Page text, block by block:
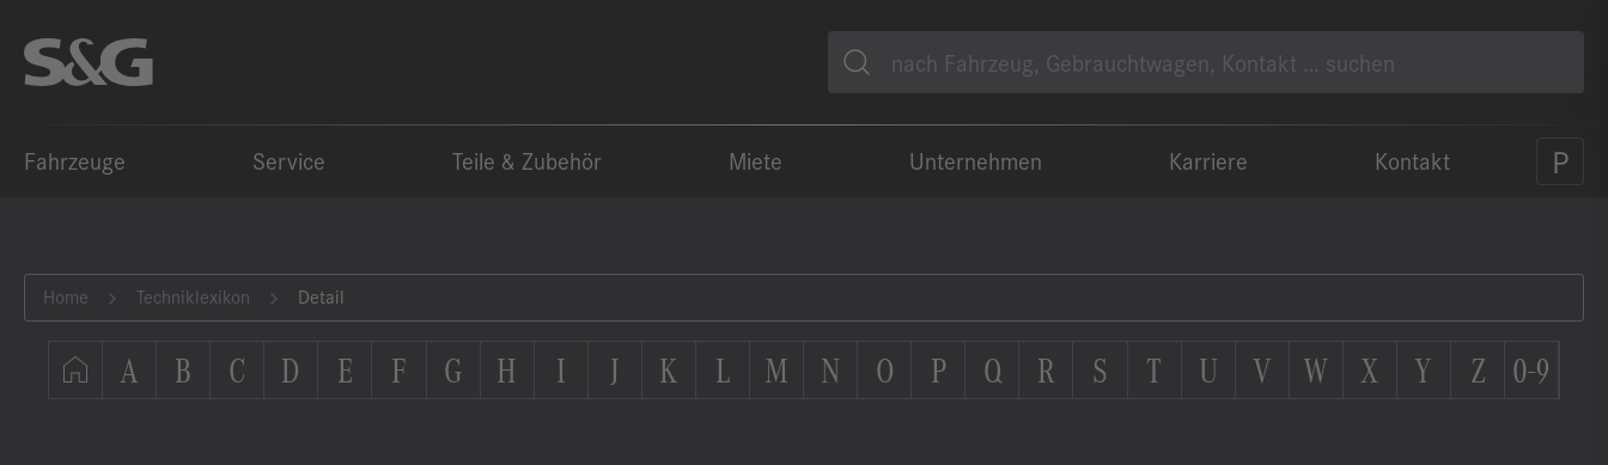
Suche
Fahrzeuge Service Teile & Zubehör Miete Unternehmen Karriere Kontakt
Home Techniklexikon Detail
A B C D E F G H I J K L M N O P Q R S T U V W X Y Z 0-9